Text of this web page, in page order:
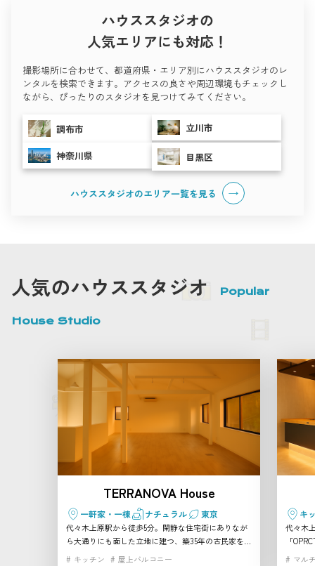
ハウススタジオの
人気エリアにも対応！
撮影場所に合わせて、都道府県・エリア別にハウススタジオのレ
ンタルを検索できます。アクセスの良さや周辺環境もチェックし
ながら、ぴったりのスタジオを見つけてみてください。
調布市 立川市
神奈川県 目黒区
ハウススタジオのエリア一覧を見る
人気のハウススタジオ Popular
House Studio
TERRANOVA House
一軒家・一棟 ナチュラル 東京
代々木上原駅から徒歩5分。閑静な住宅街にありなが
ら大通りにも面した立地に建つ、築35年の古民家をリ
ノベーションした2階建て一軒家スタジオです。 天井
キッチン
屋上バルコニー
キ
代々木
「
る大き
マル